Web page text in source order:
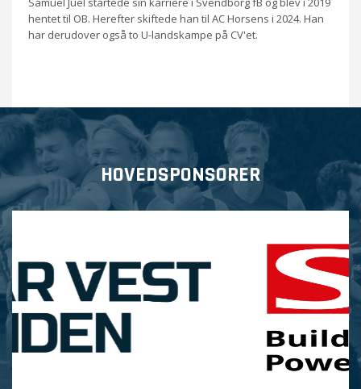
hentet til OB. Herefter skiftede han til AC Horsens i 2024. Han
har derudover også to U-landskampe på CV'et.
HOVEDSPONSORER